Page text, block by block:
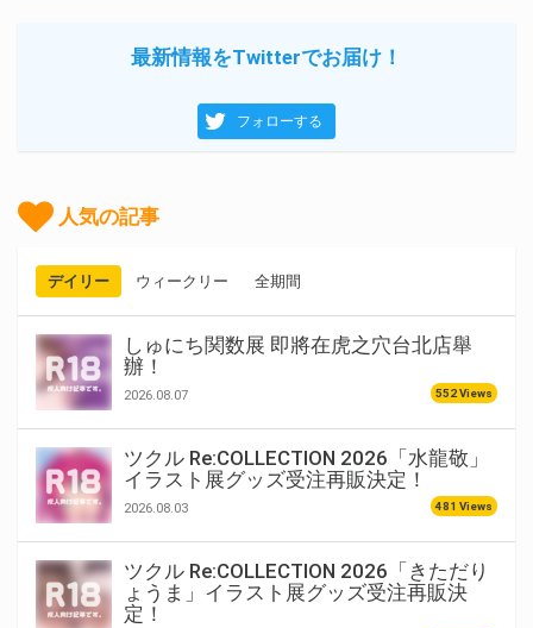
最新情報をTwitterでお届け！
フォローする
人気の記事
デイリー ウィークリー 全期間
しゅにち関数展 即將在虎之穴台北店舉
辦！
2026.08.07 552 Views
ツクル Re:COLLECTION 2026「水龍敬」
イラスト展グッズ受注再販決定！
2026.08.03 481 Views
ツクル Re:COLLECTION 2026「きただり
ょうま」イラスト展グッズ受注再販決
定！